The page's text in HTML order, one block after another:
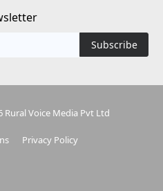
Subscribe
Voice Media Pvt Ltd
Privacy Policy